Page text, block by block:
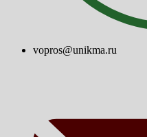
vopros@unikma.ru